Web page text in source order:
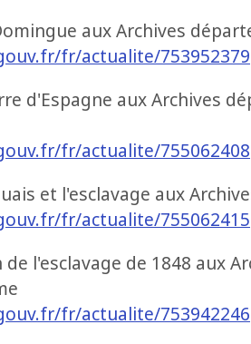
aux Archives
fr/actualite/753952379
d'Espagne aux Archives
fr/actualite/755062408
et l'esclavage aux
fr/actualite/755062415
l'esclavage de 1848 aux
fr/actualite/753942246